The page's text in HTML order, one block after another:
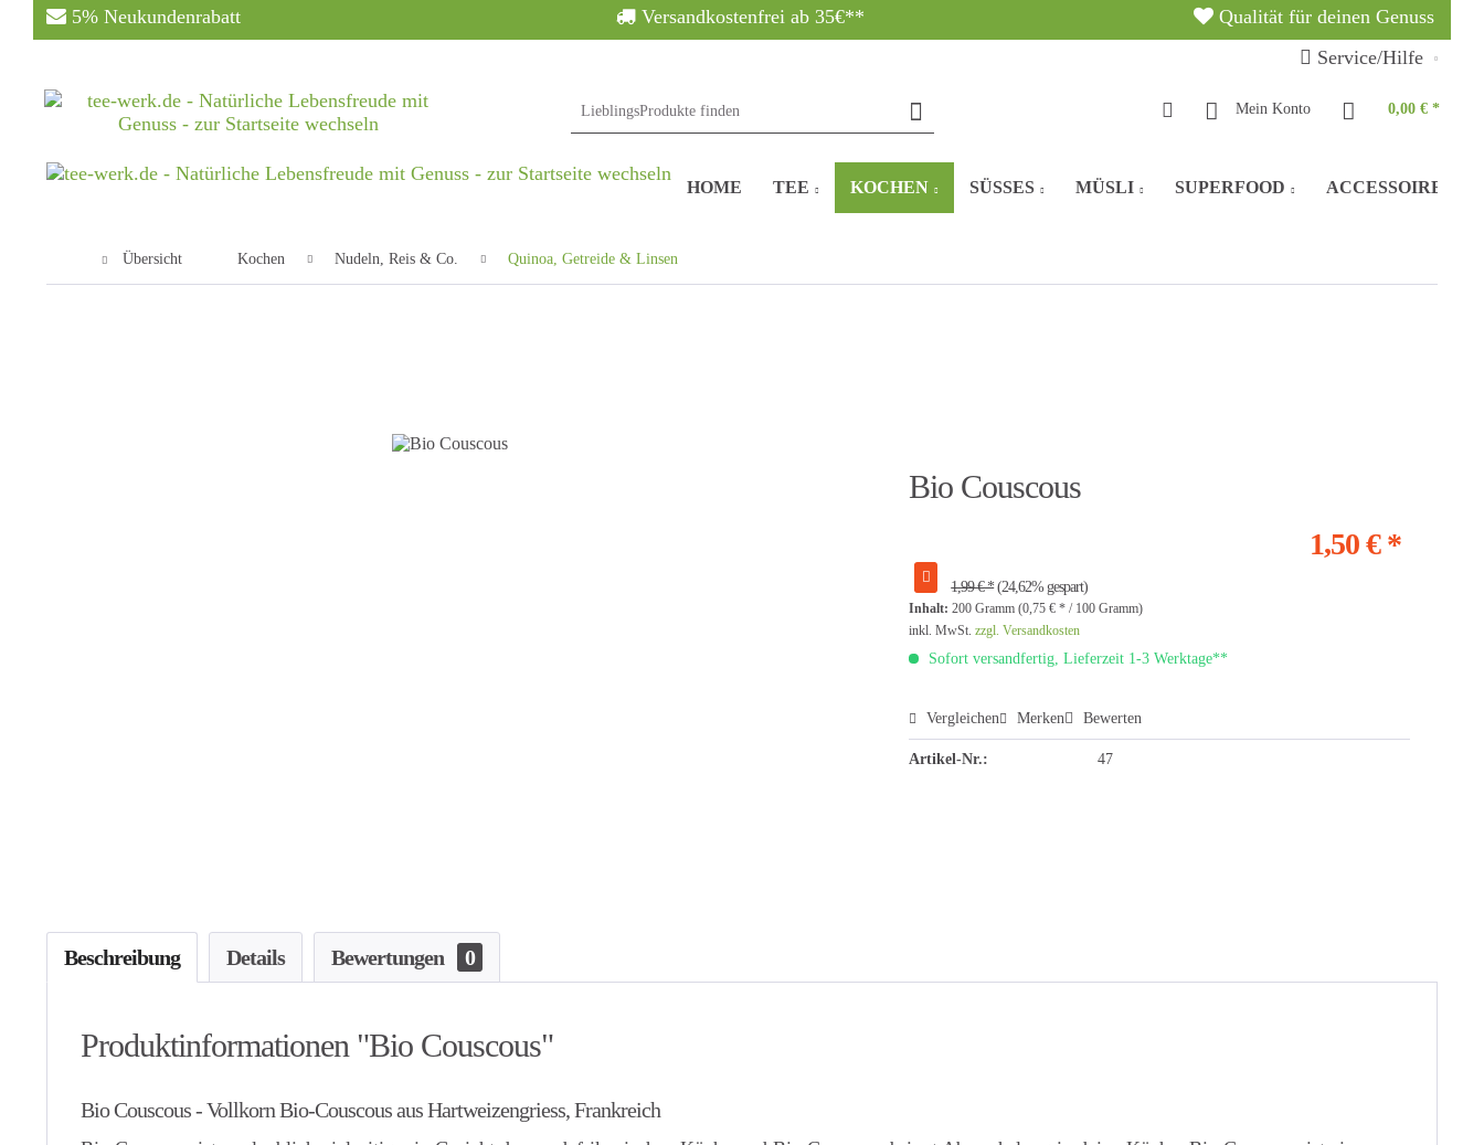
5% Neukundenrabatt Versandkostenfrei ab 35€**
Qualität für deinen Genuss
Service/Hilfe
Mein Konto 0,00 € *
HOME TEE KOCHEN SÜSSES MÜSLI SUPERFOOD ACCESSOIRES
Übersicht Kochen Nudeln, Reis & Co. Quinoa, Getreide & Linsen
Bio Couscous
1,50 € *
1,99 € * (24,62% gespart)
Inhalt:200 Gramm (0,75 € * / 100 Gramm)
inkl. MwSt.zzgl. Versandkosten
Sofort versandfertig, Lieferzeit 1-3 Werktage**
Vergleichen Merken Bewerten
Artikel-Nr.: 47
Beschreibung Details Bewertungen 0
Produktinformationen "Bio Couscous"
Bio Couscous - Vollkorn Bio-Couscous aus Hartweizengriess, Frankreich